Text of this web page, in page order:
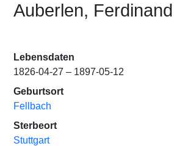
Auberlen, Ferdinand
Lebensdaten
1826-04-27 – 1897-05-12
Geburtsort
Fellbach
Sterbeort
Stuttgart